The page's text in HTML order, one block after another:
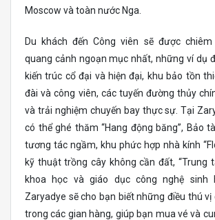
Moscow và toàn nước Nga.
Du khách đến Công viên sẽ được
quang cảnh ngoạn mục nhất, những ví dụ
kiến ​​trúc cổ đại và hiện đại, khu bảo tồn
đài và công viên, các tuyến đường thủy
và trải nghiệm chuyến bay thực sự. Tại
có thể ghé thăm “Hang động băng”, Bảo
tương tác ngầm, khu phức hợp nhà kính
kỹ thuật trồng cây không cần đất, “Trung
khoa học và giáo dục công nghệ sinh
Zaryadye sẽ cho bạn biết những điều thú
trong các gian hàng, giúp bạn mua vé và